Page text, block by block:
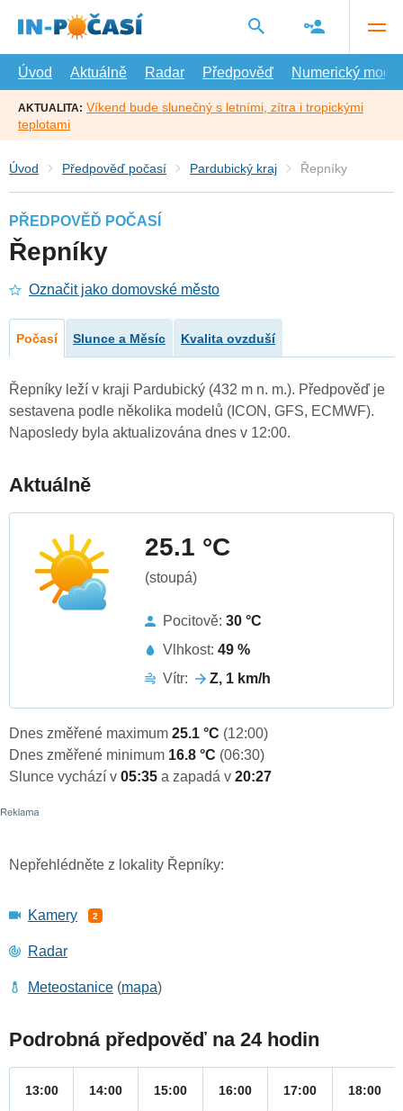
hlavní
Úvod
Aktuálně Radar Předpověď Numerický model
AKTUALITA: Víkend bude slunečný s letními, zítra i tropickými
teplotami
Úvod Předpověď počasí Pardubický kraj Řepníky
PŘEDPOVĚĎ POČASÍ
Řepníky
Označit jako domovské město
Počasí Slunce a Měsíc Kvalita ovzduší
Řepníky leží v kraji Pardubický (432 m n. m.). Předpověď je
sestavena podle několika modelů (ICON, GFS, ECMWF).
Naposledy byla aktualizována dnes v 12:00.
Aktuálně
25.1 °C
(stoupá)
Pocitově: 30 °C
Vlhkost: 49 %
Vítr:
Z, 1 km/h
Dnes změřené maximum 25.1 °C (12:00)
Dnes změřené minimum 16.8 °C (06:30)
Slunce vychází v 05:35 a zapadá v 20:27
Nepřehlédněte z lokality Řepníky:
Kamery 2
Radar
Meteostanice (mapa)
Podrobná předpověď na 24 hodin
13:00 14:00 15:00 16:00 17:00 18:00